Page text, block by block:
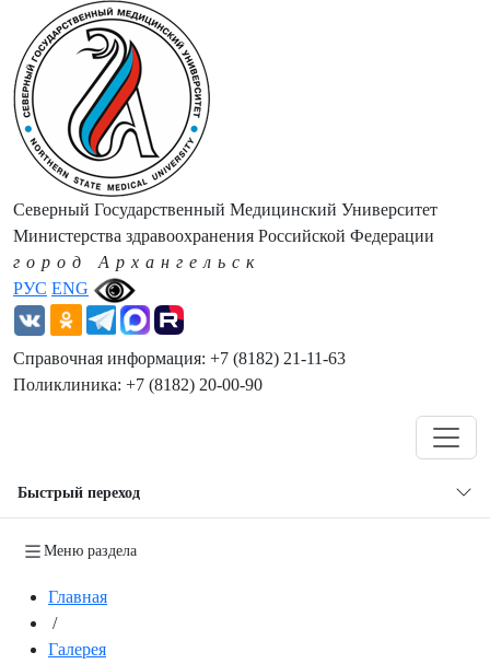
РУС ENG
Северный Государственный Медицинский Университет
Министерства здравоохранения Российской Федерации
город Архангельск
Справочная информация: +7 (8182) 21-11-63
Поликлиника: +7 (8182) 20-00-90
Быстрый переход
Меню раздела
Главная
/
Галерея